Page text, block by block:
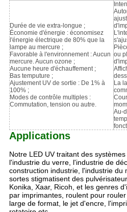
Durée de vie extra-longue ;
Économie d'énergie : économisez
l'énergie électrique de 80% que la
lampe au mercure ;
Favorable à l'environnement : Aucun
mercure. Aucun ozone ;
Aucune heure d'échauffement ;
Bas temputure ;
Ajustement UV de sortie : De 1% à
100% ;
Modes de contrôle multiples :
Commutation, tension ou autre.
ou
La
Au-
Applications
Notre LED UV traitant des
l'industrie du verre, l'industrie de
construction industrie, l'industrie du
sortes stigmatisent des
Konika, Xaar, Ricoh, et les genres
par imprimantes, roulent pour
large de format, le jet d'encre,